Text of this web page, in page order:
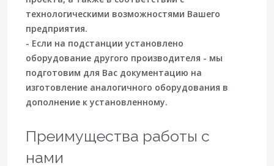
технологическими возможностями Вашего
предприятия.
- Если на подстанции установлено
оборудование другого производителя - мы
подготовим для Вас документацию на
изготовление аналогичного оборудования в
дополнение к установленному.
Преимущества работы с
нами